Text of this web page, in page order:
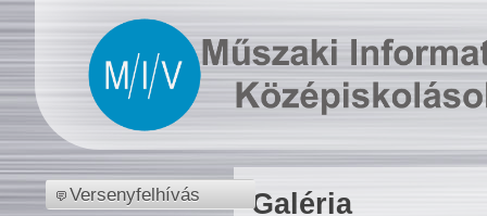
Versenyfelhívás Galéria